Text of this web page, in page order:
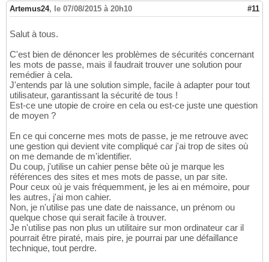
Artemus24, le 07/08/2015 à 20h10 #11
Salut à tous.
C'est bien de dénoncer les problèmes de sécurités concernant
les mots de passe, mais il faudrait trouver une solution pour
remédier à cela.
J'entends par là une solution simple, facile à adapter pour tout
utilisateur, garantissant la sécurité de tous !
Est-ce une utopie de croire en cela ou est-ce juste une question
de moyen ?
En ce qui concerne mes mots de passe, je me retrouve avec
une gestion qui devient vite compliqué car j'ai trop de sites où
on me demande de m'identifier.
Du coup, j'utilise un cahier pense bête où je marque les
références des sites et mes mots de passe, un par site.
Pour ceux où je vais fréquemment, je les ai en mémoire, pour
les autres, j'ai mon cahier.
Non, je n'utilise pas une date de naissance, un prénom ou
quelque chose qui serait facile à trouver.
Je n'utilise pas non plus un utilitaire sur mon ordinateur car il
pourrait être piraté, mais pire, je pourrai par une défaillance
technique, tout perdre.